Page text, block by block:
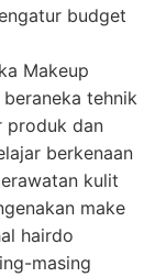
budget
Makeup
tehnik
produk dan
berkenaan
kulit
make
hairdo
masing